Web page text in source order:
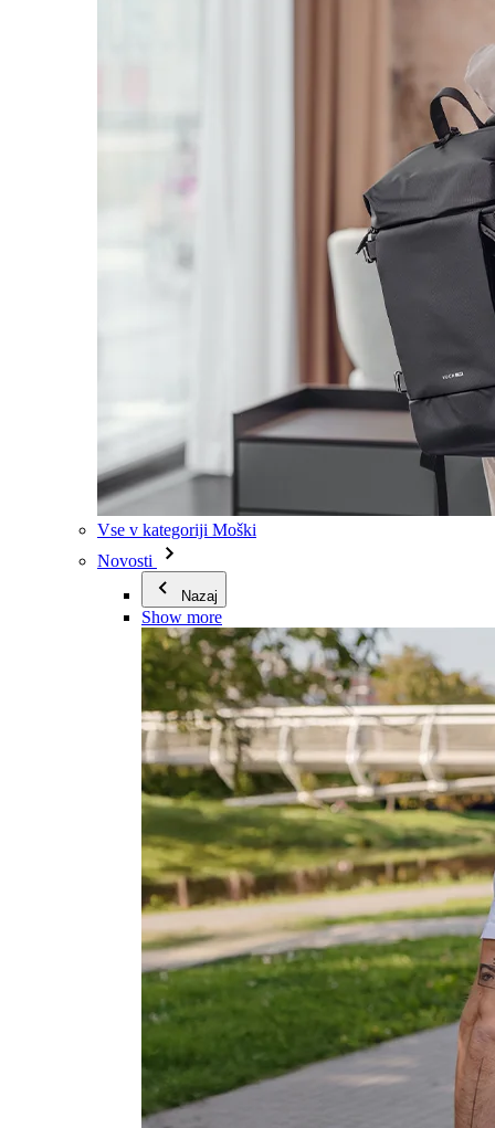
Vse v kategoriji Moški
Novosti
Nazaj
Show more